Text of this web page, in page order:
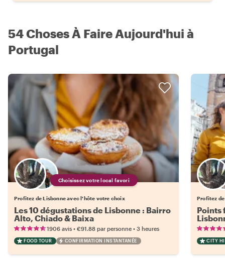
54 Choses À Faire Aujourd'hui à
Portugal
Choisissez votre local favori
Profitez de Lisbonne avec l'hôte votre choix
Les 10 dégustations de Lisbonne : Bairro
Alto, Chiado & Baixa
1906 avis • €91.88 par personne • 3 heures
FOOD TOUR CONFIRMATION INSTANTANÉE
Profitez
Points
CITY